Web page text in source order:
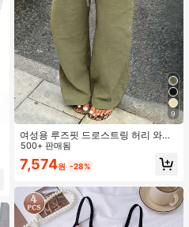
9
여성용 루즈핏 드로스트링 허리 와이
드 레그 팬츠, 가벼운 통기성 캐주얼
바지, 밀리터리 그린, 여름 봄, 보헤미
안 시크
500+ 판매됨
7,574원 -28%